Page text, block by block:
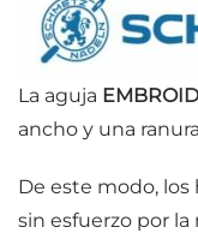
La aguja
ancho y una
De este modo, los
sin esfuerzo por la